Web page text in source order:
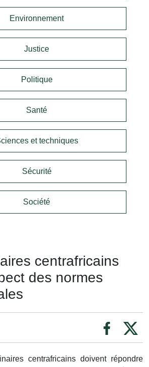
Environnement
Justice
Politique
Santé
et techniques
Sécurité
Société
centrafricains
des normes
centrafricains doivent répondre